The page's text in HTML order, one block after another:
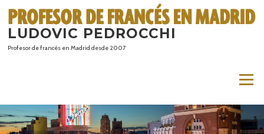
contenido
LUDOVIC PEDROCCHI
Profesor de francés en Madrid desde 2007
Menú